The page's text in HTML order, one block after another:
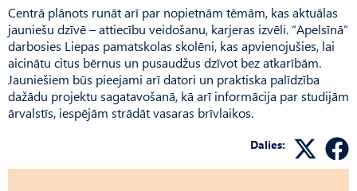
Centrā plānots runāt arī par nopietnām tēmām, kas aktuālas
jauniešu dzīvē – attiecību veidošanu, karjeras izvēli. “Apelsīnā”
darbosies Liepas pamatskolas skolēni, kas apvienojušies, lai
aicinātu citus bērnus un pusaudžus dzīvot bez atkarībām.
Jauniešiem būs pieejami arī datori un praktiska palīdzība
dažādu projektu sagatavošanā, kā arī informācija par studijām
ārvalstīs, iespējām strādāt vasaras brīvlaikos.
Dalies: